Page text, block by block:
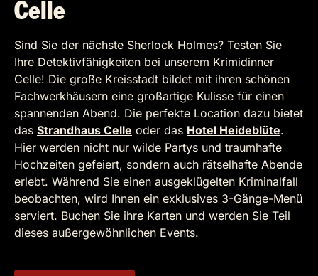
Celle
Sind Sie der nächste Sherlock Holmes? Testen Sie
Ihre Detektivfähigkeiten bei unserem Krimidinner
Celle! Die große Kreisstadt bildet mit ihren schönen
Fachwerkhäusern eine großartige Kulisse für einen
spannenden Abend. Die perfekte Location dazu bietet
das Strandhaus Celle oder das Hotel Heideblüte.
Hier werden nicht nur wilde Partys und traumhafte
Hochzeiten gefeiert, sondern auch rätselhafte Abende
erlebt. Während Sie einen ausgeklügelten Kriminalfall
beobachten, wird Ihnen ein exklusives 3-Gänge-Menü
serviert. Buchen Sie ihre Karten und werden Sie Teil
dieses außergewöhnlichen Events.